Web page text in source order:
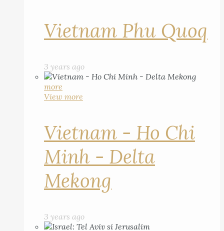
Vietnam Phu Quoq
3 years ago
more
View more
Vietnam - Ho Chi
Minh - Delta
Mekong
3 years ago